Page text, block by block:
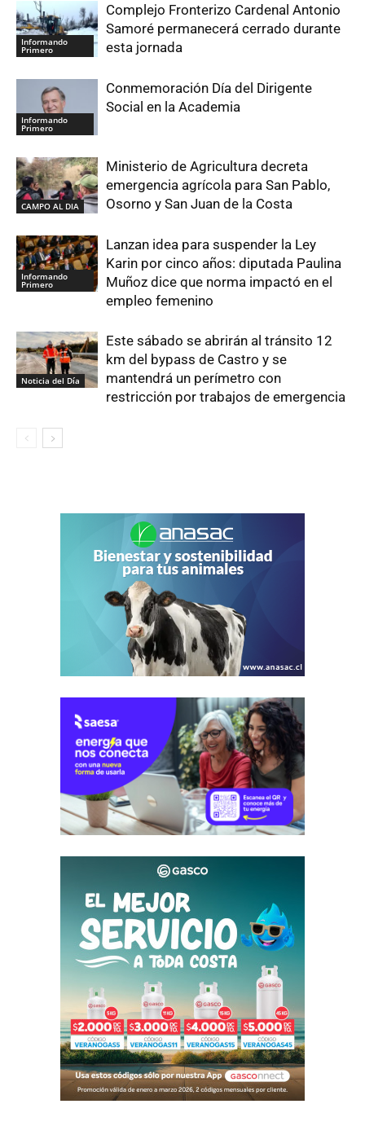
Informando
Primero
Complejo Fronterizo Cardenal Antonio
Samoré permanecerá cerrado durante
esta jornada
Informando
Primero
Conmemoración Día del Dirigente
Social en la Academia
CAMPO AL DIA
Ministerio de Agricultura decreta
emergencia agrícola para San Pablo,
Osorno y San Juan de la Costa
Informando
Primero
Lanzan idea para suspender la Ley
Karin por cinco años: diputada Paulina
Muñoz dice que norma impactó en el
empleo femenino
Noticia del Día
Este sábado se abrirán al tránsito 12
km del bypass de Castro y se
mantendrá un perímetro con
restricción por trabajos de emergencia